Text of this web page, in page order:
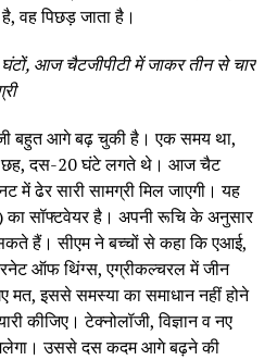
वह पिछड़ जाता है।
आज चैटजीपीटी में जाकर तीन से चार
बहुत आगे बढ़ चुकी है। एक समय था,
छह, दस-20 घंटे लगते थे। आज चैट
में ढेर सारी सामग्री मिल जाएगी। यह
सॉफ्टवेयर है। अपनी रूचि के अनुसार
हैं। सीएम ने बच्चों से कहा कि एआई,
ऑफ थिंग्स, एग्रीकल्चरल में जीन
मत, इससे समस्या का समाधान नहीं होने
कीजिए। टेक्नोलॉजी, विज्ञान व नए
मिलेगा। उससे दस कदम आगे बढ़ने की